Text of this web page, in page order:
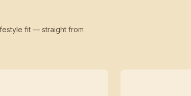
fit — straight from